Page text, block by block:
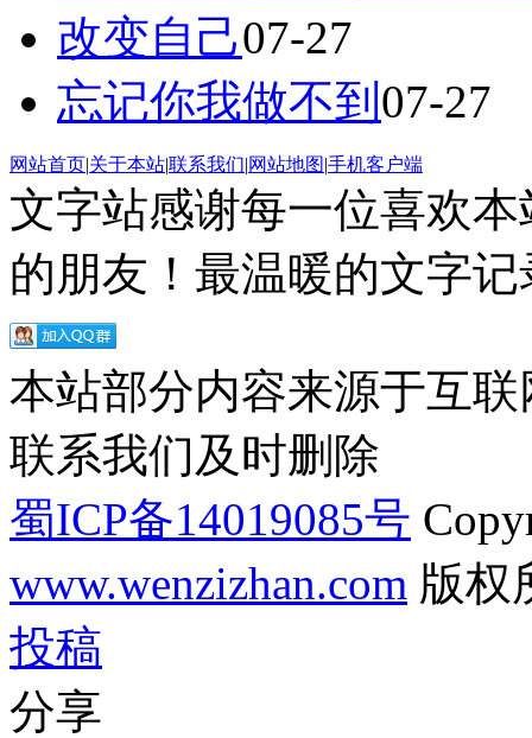
改变自己07-27
忘记你我做不到 07-27
网站首页|关于本站|联系我们|网站地图|手机客户端
文字站感谢每一位喜欢
的朋友！最温暖的文字
本站部分内容来源于互
联系我们及时删除
蜀ICP备14019085号
www.wenzizhan.com 版权
投稿
分享